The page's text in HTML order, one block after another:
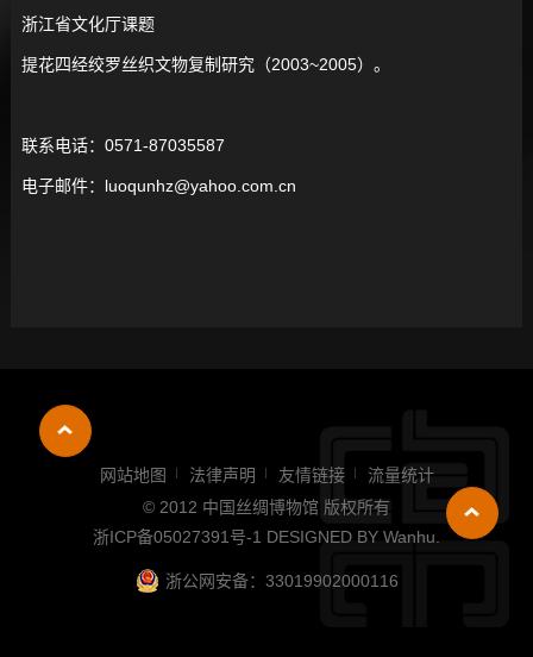
浙江省文化厅课题
提花四经绞罗丝织文物复制研究（2003~2005）。
联系电话：0571-87035587
电子邮件：luoqunhz@yahoo.com.cn
网站地图 法律声明 友情链接
流量统计
© 2012 中国丝绸博物馆 版权所有
浙ICP备05027391号-1 DESIGNED BY Wanhu
浙公网安备：33019902000116